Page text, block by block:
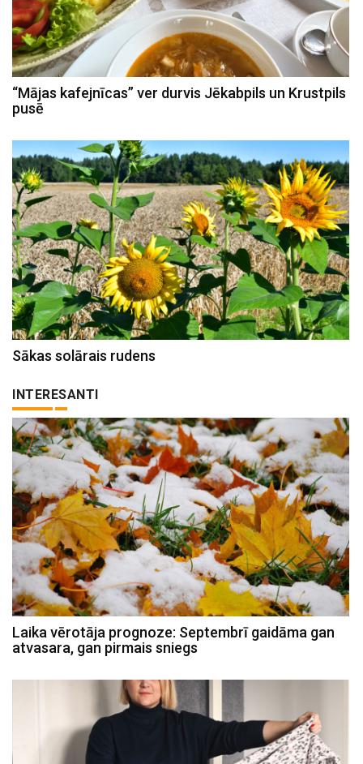
“Mājas kafejnīcas” ver durvis Jēkabpils un Krustpils
pusē
Sākas solārais rudens
INTERESANTI
Laika vērotāja prognoze: Septembrī gaidāma gan
atvasara, gan pirmais sniegs